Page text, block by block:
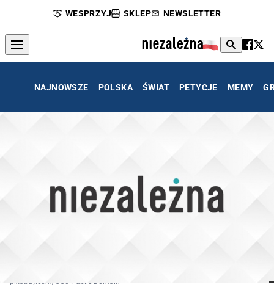
WESPRZYJ SKLEP NEWSLETTER
NAJNOWSZE POLSKA ŚWIAT PETYCJE MEMY